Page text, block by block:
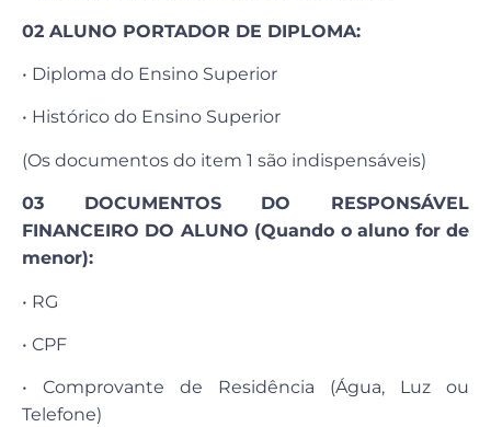
02 ALUNO PORTADOR DE DIPLOMA:
• Diploma do Ensino Superior
• Histórico do Ensino Superior
(Os documentos do item 1 são indispensáveis)
03 DOCUMENTOS DO RESPONSÁVEL
FINANCEIRO DO ALUNO (Quando o aluno for de
menor):
• RG
• CPF
• Comprovante de Residência (Água, Luz ou
Telefone)